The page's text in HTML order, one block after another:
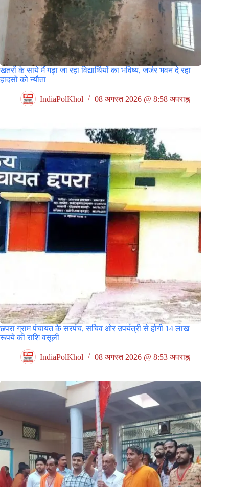
खतरों के साये मैं गढ़ा जा रहा विद्यार्थियों का भविष्य, जर्जर भवन दे रहा
हादसों को न्यौता
IndiaPolKhol 08 अगस्त 2026 @ 8:58 अपराह्न
छपरा ग्राम पंचायत के सरपंच, सचिव ओर उपयंत्री से होगी 14 लाख
रूपये की राशि वसूली
IndiaPolKhol 08 अगस्त 2026 @ 8:53 अपराह्न